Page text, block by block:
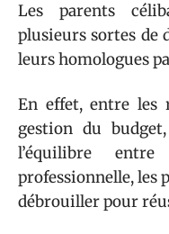
Les parents
plusieurs sortes de
leurs homologues
En effet, entre les
gestion du
l’équilibre
professionnelle, les
débrouiller pour